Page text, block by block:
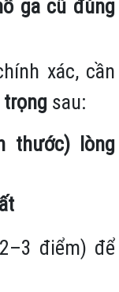
ga cũ đúng
xác, cần
sau:
thước) lòng
điểm) để